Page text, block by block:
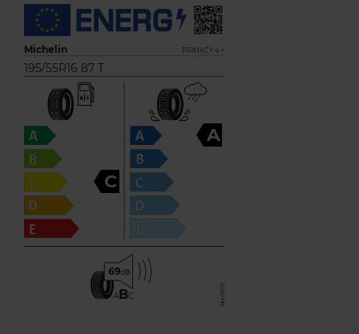
Michelin PRIMACY 4 +
195/55R16 87 T
C
A
69
ABC